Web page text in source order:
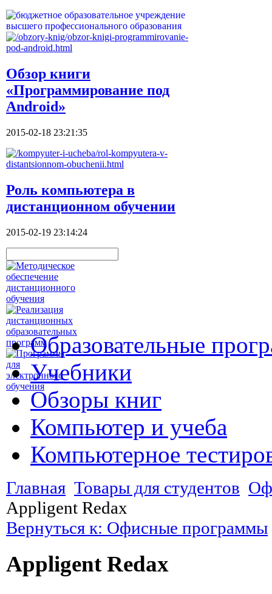
Обзор книги
«Программирование под
Android»
2015-02-18 23:21:35
Роль компьютера в
дистанционном обучении
2015-02-19 23:14:24
Образовательные
Учебники
Обзоры книг
Компьютер и учеба
Компьютерное
Главная Товары для студентов
Appligent Redax
Вернуться к: Офисные программы
Appligent Redax